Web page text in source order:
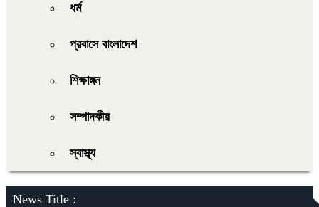
ধর্ম
প্রবাসে বাংলাদেশ
শিক্ষাঙ্গন
সম্পাদকীয়
স্বাস্থ্য
News Title :